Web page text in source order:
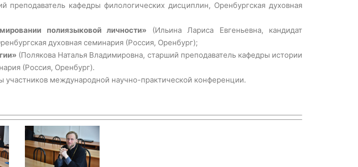
кафедры филологических дисциплин, Оренбургская духовная
полиязыковой личности» (Ильина Лариса Евгеньевна, кандидат
духовная семинария (Россия, Оренбург);
(Полякова Наталья Владимировна, старший преподаватель кафедры истории
(Россия, Оренбург).
международной научно-практической конференции.